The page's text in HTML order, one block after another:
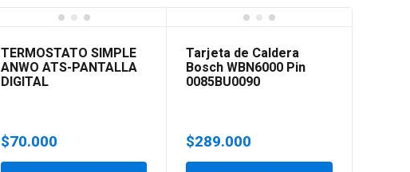
TERMOSTATO SIMPLE
ANWO ATS-PANTALLA
DIGITAL
$70.000
Tarjeta de Caldera
Bosch WBN6000 Pin
0085BU0090
$289.000